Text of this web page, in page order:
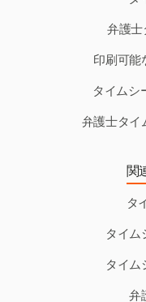
弁護士
印刷可能
タイムシ
弁護士タイ
関
タ
タイム
タイム
弁